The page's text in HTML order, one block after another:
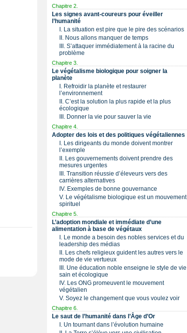
Chapitre 2.
Les signes avant-coureurs pour éveiller
l’humanité
I. La situation est pire que le pire des scénarios
II. Nous allons manquer de temps
III. S’attaquer immédiatement à la racine du
problème
Chapitre 3.
Le végétalisme biologique pour soigner la
planète
I. Refroidir la planète et restaurer
l’environnement
II. C’est la solution la plus rapide et la plus
écologique
III. Donner la vie pour sauver la vie
Chapitre 4.
Adopter des lois et des politiques végétaliennes
I. Les dirigeants du monde doivent montrer
l’exemple
II. Les gouvernements doivent prendre des
mesures urgentes
III. Transition réussie d’éleveurs vers des
carrières alternatives
IV. Exemples de bonne gouvernance
V. Le végétalisme biologique est un mouvement
spirituel
Chapitre 5.
L’adoption mondiale et immédiate d’une
alimentation à base de végétaux
I. Le monde a besoin des nobles services et du
leadership des médias
II. Les chefs religieux guident les autres vers le
mode de vie vertueux
III. Une éducation noble enseigne le style de vie
sain et écologique
IV. Les ONG promeuvent le mouvement
végétalien
V. Soyez le changement que vous voulez voir
Chapitre 6.
Le saut de l’humanité dans l’Âge d’Or
I. Un tournant dans l’évolution humaine